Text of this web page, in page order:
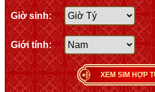
Giờ sinh:
Giới tính:
XEM SIM HỢP